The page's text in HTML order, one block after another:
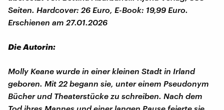
Seiten. Hardcover: 26 Euro, E-Book: 19,99 Euro.
Erschienen am 27.01.2026
Die Autorin:
Molly Keane wurde in einer kleinen Stadt in Irland
geboren. Mit 22 begann sie, unter einem Pseudonym
Bücher und Theaterstücke zu schreiben. Nach dem